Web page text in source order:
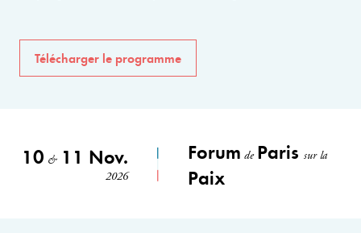
Télécharger le programme
10 &11 Nov.
2026
Forum de Parissur la
Paix